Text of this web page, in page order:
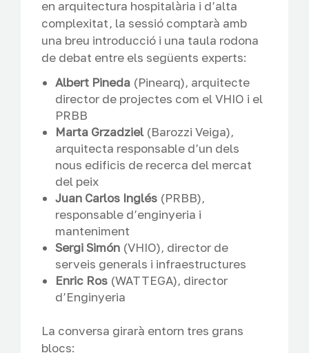
en arquitectura hospitalària i d’alta
complexitat, la sessió comptarà amb
una breu introducció i una taula rodona
de debat entre els següents experts:
Albert Pineda (Pinearq), arquitecte
director de projectes com el VHIO i el
PRBB
Marta Grzadziel(Barozzi Veiga),
arquitecta responsable d’un dels
nous edificis de recerca del mercat
del peix
Juan Carlos Inglés (PRBB),
responsable d’enginyeria i
manteniment
Sergi Simón (VHIO), director de
serveis generals i infraestructures
Enric Ros (WATTEGA), director
d’Enginyeria
La conversa girarà entorn tres grans
blocs: